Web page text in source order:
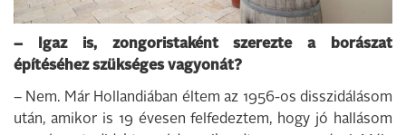
– Igaz is, zongoristaként szerezte a borászat
építéséhez szükséges vagyonát?
– Nem. Már Hollandiában éltem az 1956-os disszidálásom
után, amikor is 19 évesen felfedeztem, hogy jó hallásom